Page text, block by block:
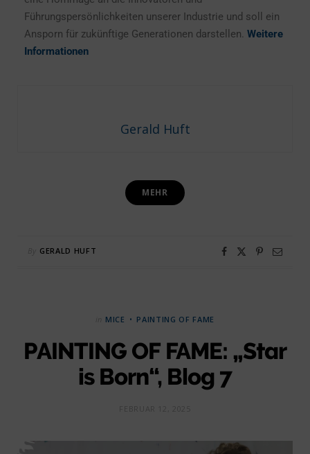
Führungspersönlichkeiten unserer Industrie und soll ein
Ansporn für zukünftige Generationen darstellen. Weitere
Informationen
Gerald Huft
MEHR
GERALD HUFT
MICE PAINTING OF FAME
PAINTING OF FAME: „Star
is Born“, Blog 7